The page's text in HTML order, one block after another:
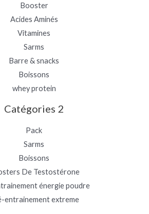
Booster
Acides Aminés
Vitamines
Sarms
Barre & snacks
Boissons
whey protein
Catégories 2
Pack
Sarms
Boissons
De Testostérone
énergie poudre
entrainement extreme